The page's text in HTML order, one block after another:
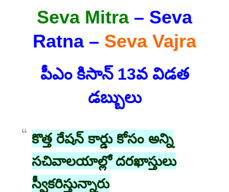
Seva Mitra– Seva
Ratna – Seva Vajra
పీఎం కిసాన్ 13వ విడత
డబ్బులు
కొత్త రేషన్ కార్డు కోసం అన్ని
సచివాలయాల్లో దరఖాస్తులు
స్వీకరిస్తున్నారు